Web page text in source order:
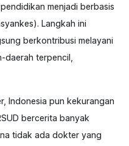
menjadi berbasis
Langkah ini
berkontribusi melayani
daerah terpencil,
Indonesia pun kekurangan
bercerita banyak
tidak ada dokter yang